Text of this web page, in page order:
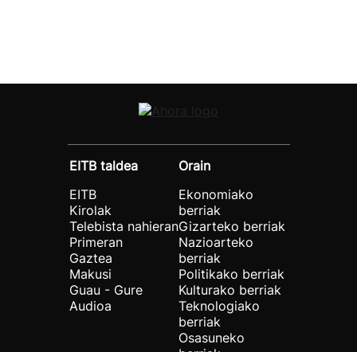
EITB taldea
EITB
Kirolak
Telebista nahieran
Primeran
Gaztea
Makusi
Guau - Gure
Audioa
Orain
Ekonomiako
berriak
Gizarteko berriak
Nazioarteko
berriak
Politikako berriak
Kulturako berriak
Teknologiako
berriak
Osasuneko